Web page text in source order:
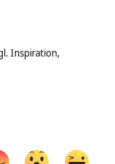
Inspiration